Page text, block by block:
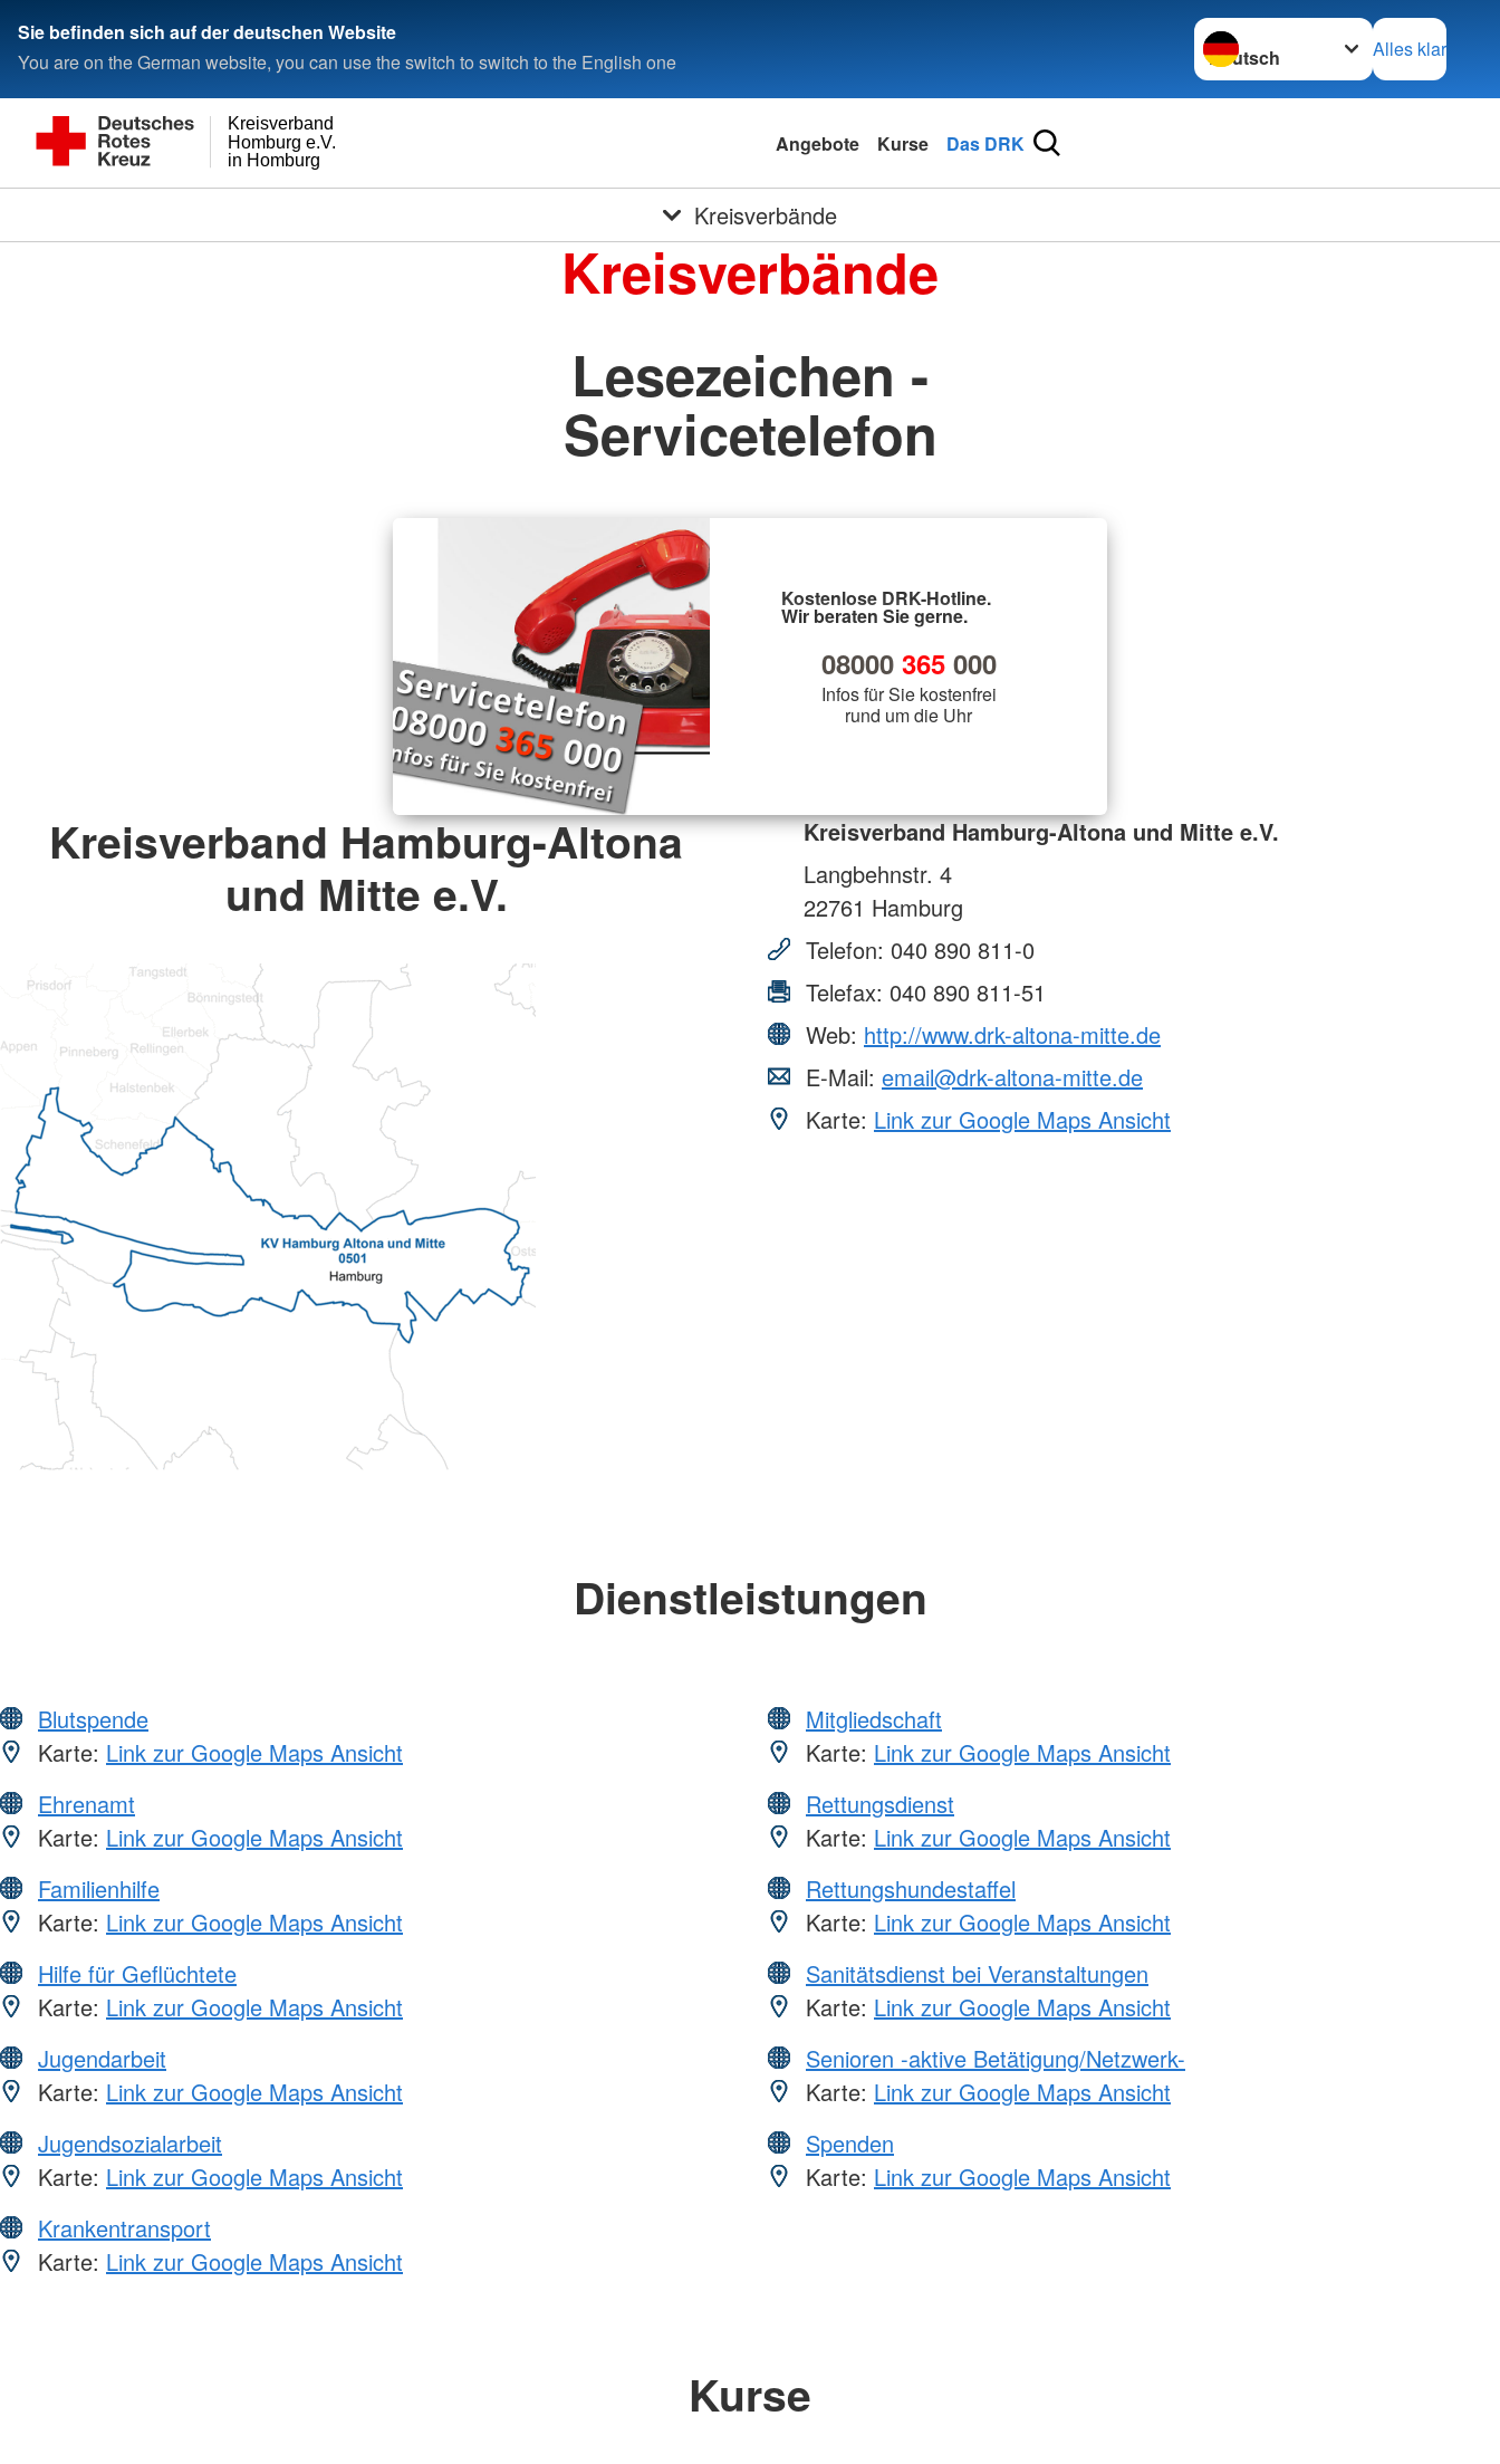
Sie befinden sich auf der deutschen Website
You are on the German website, you can use the switch to switch to the English one
Sprache wechseln zu
Alles klar
in Homburg
Homburg e.V.
Kreisverband
Angebote Kurse Das DRK
Kreisverbände
Kreisverbände
Lesezeichen -
Servicetelefon
Kostenlose DRK-Hotline.
Wir beraten Sie gerne.
08000 365000
Infos für Sie kostenfrei
rund um die Uhr
Kreisverband Hamburg-Altona
und Mitte e.V.
Kreisverband Hamburg-Altona und Mitte e.V.
Langbehnstr. 4
22761 Hamburg
Telefon: 040 890 811-0
Telefax: 040 890 811-51
Web: http://www.drk-altona-mitte.de
E-Mail: email@drk-altona-mitte.de
Karte: Link zur Google Maps Ansicht
Dienstleistungen
Blutspende
Karte: Link zur Google Maps Ansicht
Ehrenamt
Karte: Link zur Google Maps Ansicht
Familienhilfe
Karte: Link zur Google Maps Ansicht
Hilfe für Geflüchtete
Karte: Link zur Google Maps Ansicht
Jugendarbeit
Karte: Link zur Google Maps Ansicht
Jugendsozialarbeit
Karte: Link zur Google Maps Ansicht
Krankentransport
Karte: Link zur Google Maps Ansicht
Mitgliedschaft
Karte: Link zur Google Maps Ansicht
Rettungsdienst
Karte: Link zur Google Maps Ansicht
Rettungshundestaffel
Karte: Link zur Google Maps Ansicht
Sanitätsdienst bei Veranstaltungen
Karte: Link zur Google Maps Ansicht
Senioren -aktive Betätigung/Netzwerk-
Karte: Link zur Google Maps Ansicht
Spenden
Karte: Link zur Google Maps Ansicht
Kurse